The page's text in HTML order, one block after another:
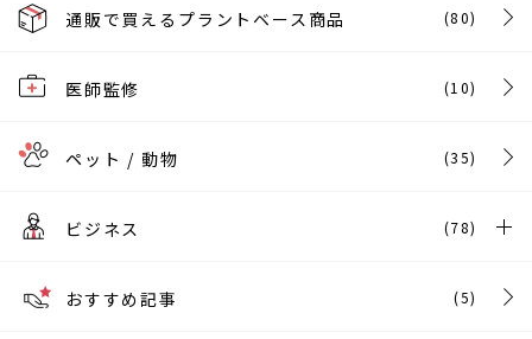
通販で買えるプラントベース商品 (80)
医師監修 (10)
ペット / 動物 (35)
ビジネス (78)
おすすめ記事 (5)